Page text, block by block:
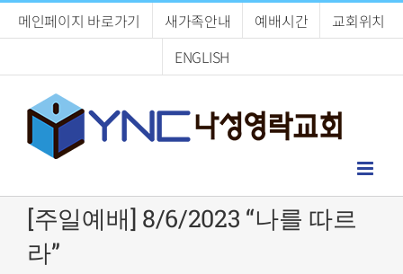
메인페이지 바로가기 새가족안내 예배시간
교회위치
ENGLISH
[주일예배] 8/6/2023 “나를 따르
라”